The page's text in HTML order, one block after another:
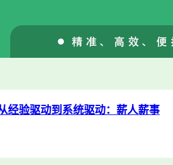
经验驱动到系统驱动：薪人薪事